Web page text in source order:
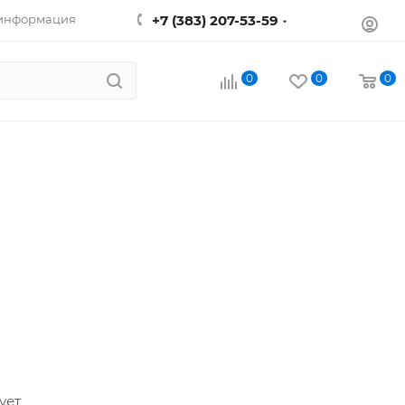
+7 (383) 207-53-59
0 0 0